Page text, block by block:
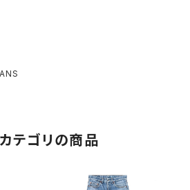
テゴリの商品